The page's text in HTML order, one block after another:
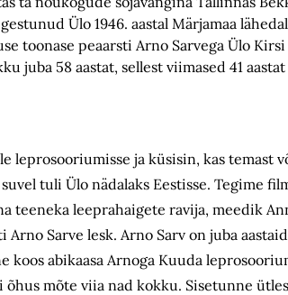
Ülo 1946. aastal Märjamaa
toonase peaarsti Arno Sarvega Ülo
juba 58 aastat, sellest viimased 41 aastat
leprosooriumisse ja küsisin, kas temast
tuli Ülo nädalaks Eestisse. Tegime
teeneka leeprahaigete ravija, meedik
Sarve lesk. Arno Sarv on juba
koos abikaasa Arnoga Kuuda
mõte viia nad kokku. Sisetunne